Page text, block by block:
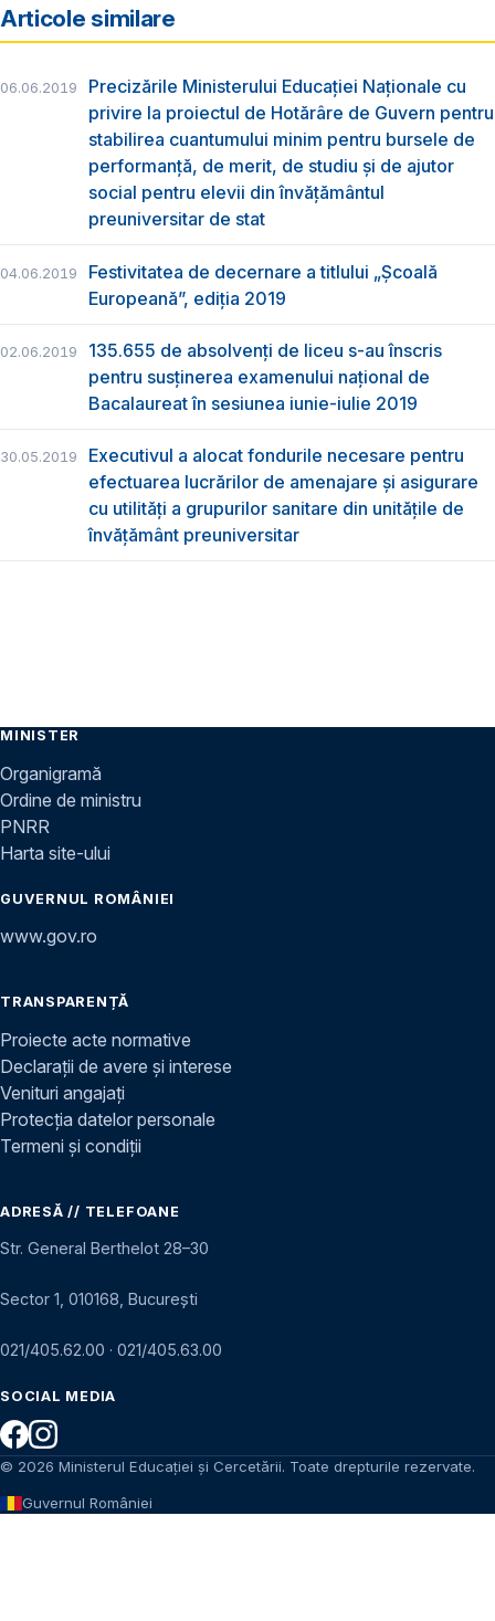
Articole similare
06.06.2019
Precizările Ministerului Educației Naționale cu
privire la proiectul de Hotărâre de Guvern pentru
stabilirea cuantumului minim pentru bursele de
performanță, de merit, de studiu și de ajutor
social pentru elevii din învățământul
preuniversitar de stat
04.06.2019
Festivitatea de decernare a titlului „Şcoală
Europeană”, ediția 2019
02.06.2019
135.655 de absolvenţi de liceu s-au înscris
pentru susţinerea examenului naţional de
Bacalaureat în sesiunea iunie-iulie 2019
30.05.2019
Executivul a alocat fondurile necesare pentru
efectuarea lucrărilor de amenajare și asigurare
cu utilități a grupurilor sanitare din unitățile de
învățământ preuniversitar
MINISTER
Organigramă
Ordine de ministru
PNRR
Harta site-ului
GUVERNUL ROMÂNIEI
www.gov.ro
TRANSPARENȚĂ
Proiecte acte normative
Declarații de avere și interese
Venituri angajați
Protecția datelor personale
Termeni și condiții
ADRESĂ // TELEFOANE
Str. General Berthelot 28–30
Sector 1, 010168, București
021/405.62.00 · 021/405.63.00
SOCIAL MEDIA
© 2026 Ministerul Educației și Cercetării. Toate drepturile rezervate.
Guvernul României